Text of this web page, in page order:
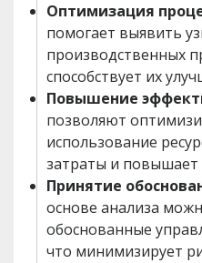
Оптимизация
помогает выявить
производственных
способствует их
Повышение
позволяют
использование
затраты и повышает
Принятие
основе анализа
обоснованные
что минимизирует